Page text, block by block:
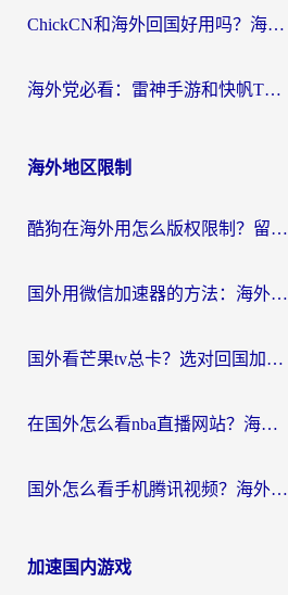
ChickCN和海外回国好用吗？海外党2026亲测：从手游到影音，选对加速器的3个关键
海外党必看：雷神手游和快帆TV版好用吗？3步选对回国加速器不踩坑
海外地区限制
酷狗在海外用怎么版权限制？留学生亲测：3步解决听国内音乐难题
国外用微信加速器的方法：海外党无缝连接国内生活的实用指南
国外看芒果tv总卡？选对回国加速器，轻松追《浪姐》不费劲
在国外怎么看nba直播网站？海外党专属体育观赛指南，告别地区限制！
国外怎么看手机腾讯视频？海外党亲测有效的追剧加速器选择指南
加速国内游戏